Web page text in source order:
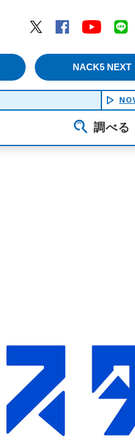
Twitter
Facebook YouTube
NACK5 NEXT
調べる